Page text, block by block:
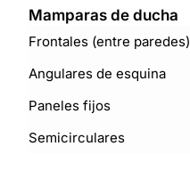
Mamparas de ducha
Frontales (entre paredes)
Angulares de esquina
Paneles fijos
Semicirculares